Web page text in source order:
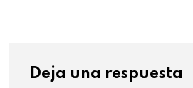
Deja una respuesta